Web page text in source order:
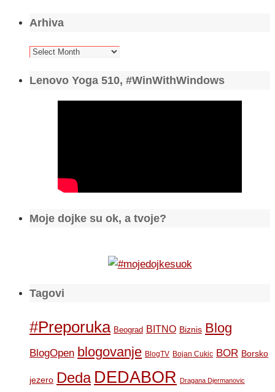
Arhiva
Arhiva
Lenovo Yoga 510, #WinWithWindows
Moje dojke su ok, a tvoje?
Tagovi
#Preporuka Beograd BITNO Biznis Blog
BlogOpen blogovanje BlogTV Bojan Cukic BOR Borsko
jezero Deda DEDABOR Dragana Djermanovic